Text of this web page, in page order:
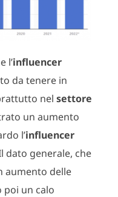
l’influencer
da tenere in
nel settore
un aumento
l’influencer
dato generale, che
aumento delle
poi un calo